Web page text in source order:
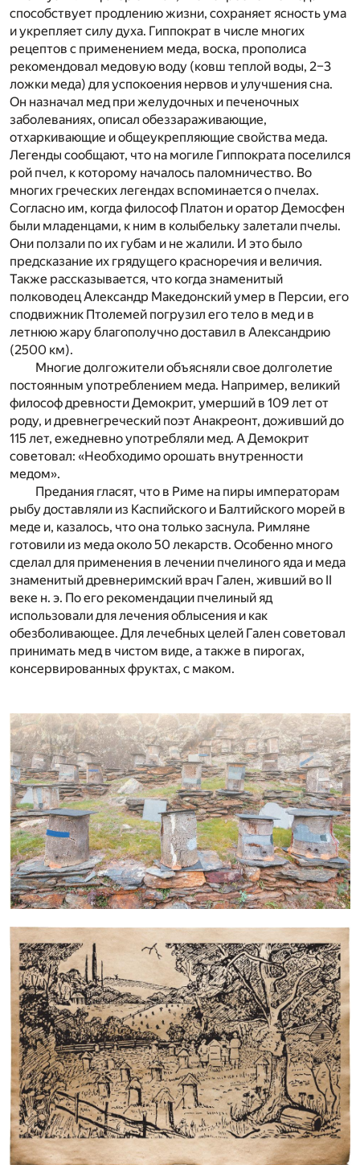
способствует продлению жизни, сохраняет ясность ума
и укрепляет силу духа. Гиппократ в числе многих
рецептов с применением меда, воска, прополиса
рекомендовал медовую воду (ковш теплой воды, 2–3
ложки меда) для успокоения нервов и улучшения сна.
Он назначал мед при желудочных и печеночных
заболеваниях, описал обеззараживающие,
отхаркивающие и общеукрепляющие свойства меда.
Легенды сообщают, что на могиле Гиппократа поселился
рой пчел, к которому началось паломничество. Во
многих греческих легендах вспоминается о пчелах.
Согласно им, когда философ Платон и оратор Демосфен
были младенцами, к ним в колыбельку залетали пчелы.
Они ползали по их губам и не жалили. И это было
предсказание их грядущего красноречия и величия.
Также рассказывается, что когда знаменитый
полководец Александр Македонский умер в Персии, его
сподвижник Птолемей погрузил его тело в мед и в
летнюю жару благополучно доставил в Александрию
(2500 км).
Многие долгожители объясняли свое долголетие
постоянным употреблением меда. Например, великий
философ древности Демокрит, умерший в 109 лет от
роду, и древнегреческий поэт Анакреонт, доживший до
115 лет, ежедневно употребляли мед. А Демокрит
советовал: «Необходимо орошать внутренности
медом».
Предания гласят, что в Риме на пиры императорам
рыбу доставляли из Каспийского и Балтийского морей в
меде и, казалось, что она только заснула. Римляне
готовили из меда около 50 лекарств. Особенно много
сделал для применения в лечении пчелиного яда и меда
знаменитый древнеримский врач Гален, живший во II
веке н. э. По его рекомендации пчелиный яд
использовали для лечения облысения и как
обезболивающее. Для лечебных целей Гален советовал
принимать мед в чистом виде, а также в пирогах,
консервированных фруктах, с маком.